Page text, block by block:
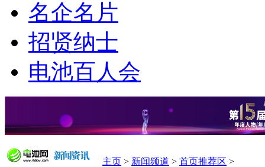
名企名片
招贤纳士
电池百人会
主页 > 新闻频道 > 首页推荐区 >